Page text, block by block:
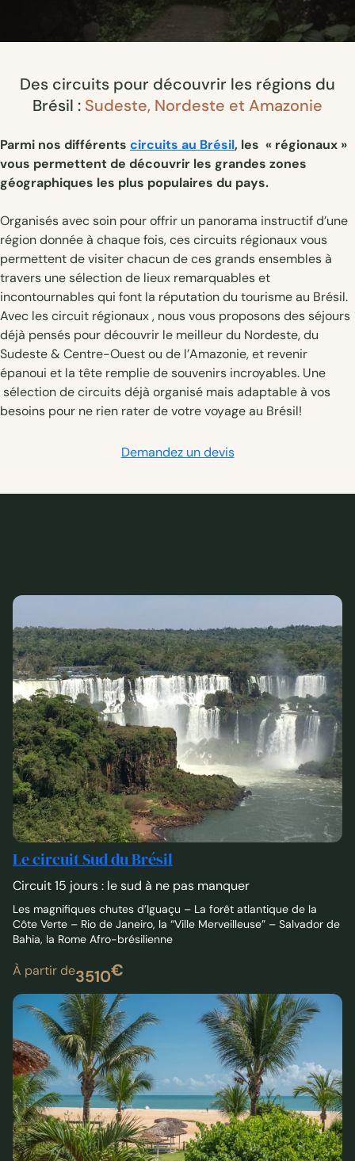
Des circuits pour découvrir les régions du
Brésil : Sudeste, Nordeste et Amazonie
Parmi nos différents circuits au Brésil, les « régionaux »
vous permettent de découvrir les grandes zones
géographiques les plus populaires du pays.
Organisés avec soin pour offrir un panorama instructif d’une
région donnée à chaque fois, ces circuits régionaux vous
permettent de visiter chacun de ces grands ensembles à
travers une sélection de lieux remarquables et
incontournables qui font la réputation du tourisme au Brésil.
Avec les circuit régionaux , nous vous proposons des séjours
déjà pensés pour découvrir le meilleur du Nordeste, du
Sudeste & Centre-Ouest ou de l’Amazonie, et revenir
épanoui et la tête remplie de souvenirs incroyables. Une
sélection de circuits déjà organisé mais adaptable à vos
besoins pour ne rien rater de votre voyage au Brésil!
Demandez un devis
Le circuit Sud du Brésil
Circuit 15 jours : le sud à ne pas manquer
Les magnifiques chutes d’Iguaçu – La forêt atlantique de la
Côte Verte – Rio de Janeiro, la “Ville Merveilleuse” – Salvador de
Bahia, la Rome Afro-brésilienne
À partir de3510€